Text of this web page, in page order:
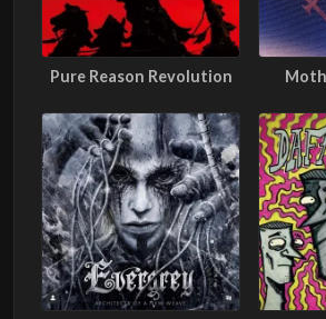
Pure Reason Revolution